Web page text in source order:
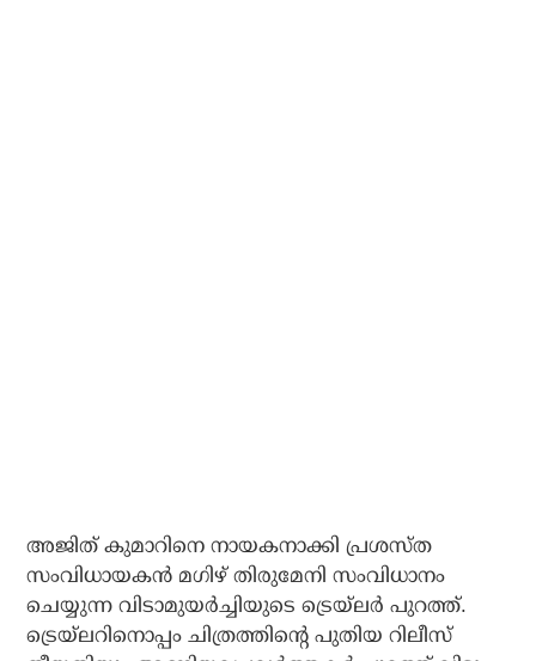
അജിത് കുമാറിനെ നായകനാക്കി പ്രശസ്ത
സംവിധായകന്‍ മഗിഴ് തിരുമേനി സംവിധാനം
ചെയ്യുന്ന വിടാമുയര്‍ച്ചിയുടെ ട്രെയ്‌ലര്‍ പുറത്ത്.
ട്രെയ്ലറിനൊപ്പം ചിത്രത്തിന്റെ പുതിയ റിലീസ്